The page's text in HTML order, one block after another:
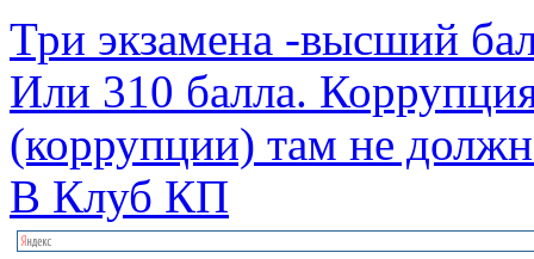
Три экзамена -высший
Или 310 балла.
(коррупции) там не
В Клуб КП